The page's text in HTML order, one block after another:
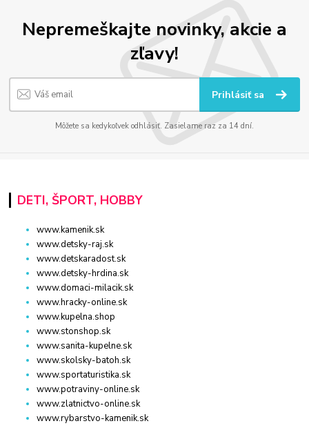
Nepremeškajte novinky, akcie a
zľavy!
Prihlásiť sa
Môžete sa kedykoľvek odhlásiť. Zasielame raz za 14 dní.
DETI, ŠPORT, HOBBY
www.kamenik.sk
www.detsky-raj.sk
www.detskaradost.sk
www.detsky-hrdina.sk
www.domaci-milacik.sk
www.hracky-online.sk
www.kupelna.shop
www.stonshop.sk
www.sanita-kupelne.sk
www.skolsky-batoh.sk
www.sportaturistika.sk
www.potraviny-online.sk
www.zlatnictvo-online.sk
www.rybarstvo-kamenik.sk